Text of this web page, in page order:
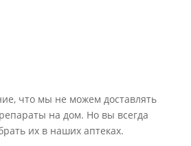
что мы не можем доставлять
на дом. Но вы всегда
их в наших аптеках.